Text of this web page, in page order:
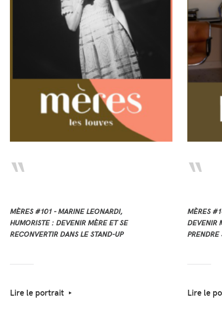
MÈRES #101 - MARINE LEONARDI,
HUMORISTE : DEVENIR MÈRE ET SE
RECONVERTIR DANS LE STAND-UP
Lire le portrait
MÈRES
DEVENIR
Lire le